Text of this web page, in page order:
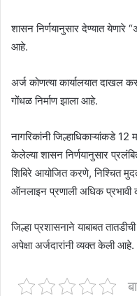
शासन निर्णयानुसार देण्यात येणारे
आहे.
अर्ज कोणत्या कार्यालयात दाखल
गोंधळ निर्माण झाला आहे.
नागरिकांनी जिल्हाधिकाऱ्यांकडे 12
केलेल्या शासन निर्णयानुसार
शिबिरे आयोजित करणे, निश्चित
ऑनलाइन प्रणाली अधिक प्रभावी
जिल्हा प्रशासनाने याबाबत
अपेक्षा अर्जदारांनी व्यक्त केली आहे.